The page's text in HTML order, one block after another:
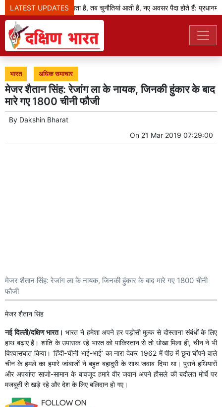
LATEST UPDATES
जब बदलाव का दौर आता है, तब चुनौतियां आती हैं, नए अवसर पैदा होते हैं: प्रधानमंत्री
भारत अधिक समाचार
मेजर शैतान सिंह: रेजांग ला के नायक, जिनकी हुंकार के बाद
मारे गए 1800 चीनी फौजी
By Dakshin Bharat
On 21 Mar 2019 07:29:00
मेजर शैतान सिंह: रेजांग ला के नायक, जिनकी हुंकार के बाद मारे गए 1800 चीनी
फौजी
मेजर शैतान सिंह
नई दिल्ली/दक्षिण भारत। भारत ने हमेशा अपने हर पड़ोसी मुल्क से दोस्ताना संबंधों के लिए
हाथ बढ़ाए हैं। शांति के उपासक रहे भारत को पाकिस्तान से तो धोखा मिला ही, चीन ने भी
विश्वासघात किया। ‘हिंदी-चीनी भाई-भाई’ का नारा देकर 1962 में पीठ में छुरा घोंपने वाले
चीन के हमले का हमारे जांबाजों ने बहुत बहादुरी के साथ जवाब दिया था। पुराने हथियारों
और अपर्याप्त साजो-सामान के बावजूद हमारे वीर जवान अपने हौसले की बदौलत मोर्चे पर
मजबूती से खड़े रहे और देश के लिए बलिदान हो गए।